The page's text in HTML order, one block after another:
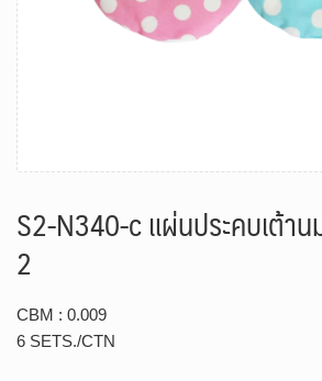
S2-N340-c แผ่นประคบเต้า
2
CBM : 0.009
6 SETS./CTN